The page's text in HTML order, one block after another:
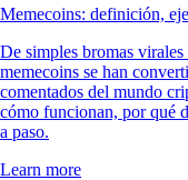
Memecoins: definición,
De simples bromas
memecoins se han
comentados del mundo
cómo funcionan, por qué
a paso.
Learn more